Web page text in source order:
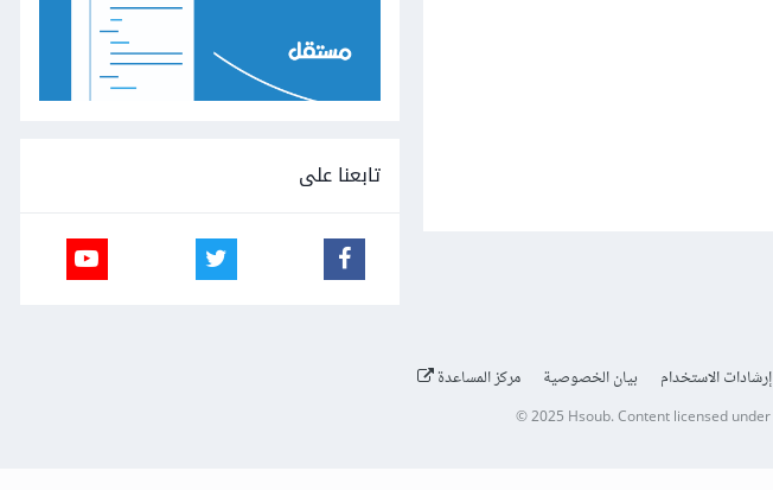
تابعنا على
إرشادات الاستخدام بيان الخصوصية مركز المساعدة
© 2025 Hsoub.Content licensed under